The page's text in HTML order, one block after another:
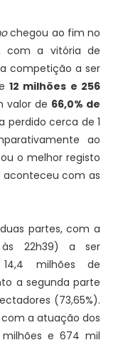
chegou ao fim no
com a vitória de
competição a ser
12 milhões e 256
valor de 66,0% de
perdido cerca de 1
ao
o melhor registo
aconteceu com as
partes, com a
22h39) a ser
milhões de
a segunda parte
(73,65%).
a atuação dos
e 674 mil